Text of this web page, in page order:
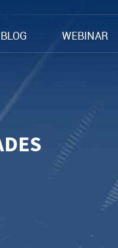
BLOG WEBINAR